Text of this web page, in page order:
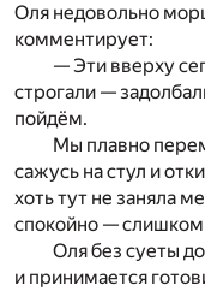
Оля недовольно
комментирует:
— Эти вверху
строгали —
пойдём.
Мы плавно
сажусь на стул и
хоть тут не заняла
спокойно — слишком
Оля без суеты
и принимается